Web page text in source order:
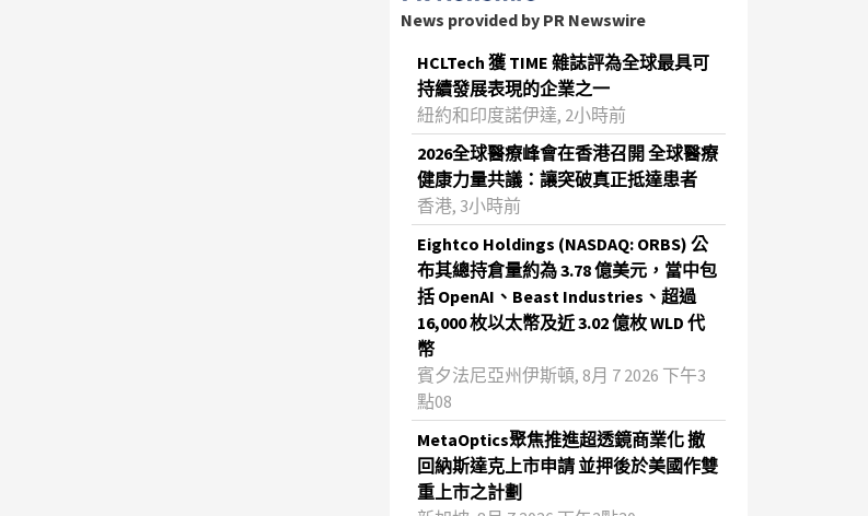
News provided by PR Newswire
HCLTech 獲 TIME 雜誌評為全球最具可
持續發展表現的企業之一
紐約和印度諾伊達, 2小時前
2026全球醫療峰會在香港召開 全球醫療
健康力量共議：讓突破真正抵達患者
香港, 3小時前
Eightco Holdings (NASDAQ: ORBS) 公
布其總持倉量約為 3.78 億美元，當中包
括 OpenAI、Beast Industries、超過
16,000 枚以太幣及近 3.02 億枚 WLD 代
幣
賓夕法尼亞州伊斯頓, 8月 7 2026 下午3
點08
MetaOptics聚焦推進超透鏡商業化 撤
回納斯達克上市申請 並押後於美國作雙
重上市之計劃